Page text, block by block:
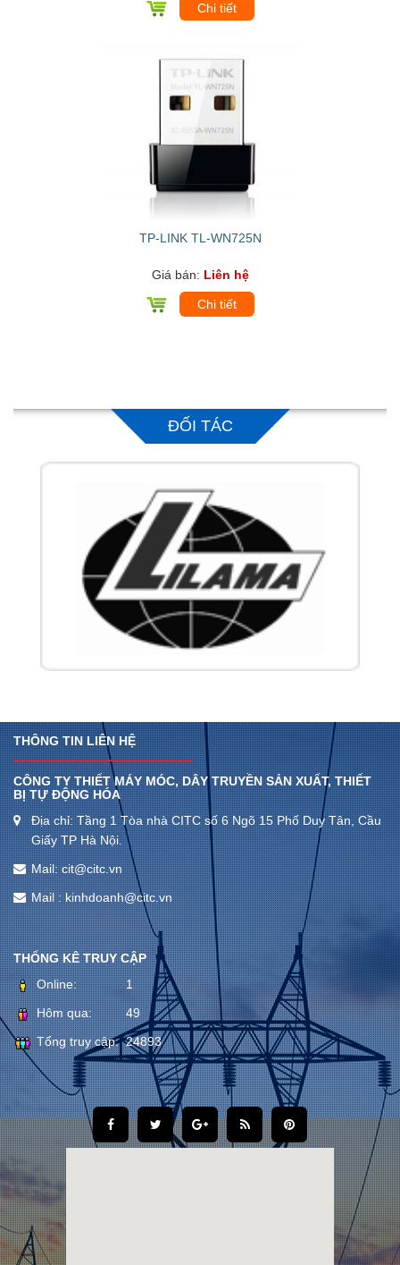
Chi tiết
TP-LINK TL-WN725N
Giá bán: Liên hệ
Chi tiết
ĐỐI TÁC
THÔNG TIN LIÊN HỆ
CÔNG TY THIẾT MÁY MÓC, DÂY TRUYỀN SẢN XUẤT, THIẾT
BỊ TỰ ĐỘNG HÓA
Địa chỉ: Tầng 1 Tòa nhà CITC số 6 Ngõ 15 Phố Duy Tân, Cầu
Giấy TP Hà Nội.
Mail: cit@citc.vn
Mail : kinhdoanh@citc.vn
THỐNG KÊ TRUY CẬP
Online:
1
Hôm qua:
49
Tổng truy cập: 24893